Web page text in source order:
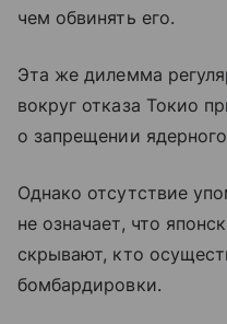
чем обвинять его.
Эта же дилемма
вокруг отказа Токио
о запрещении
Однако отсутствие
не означает, что
скрывают, кто
бомбардировки.